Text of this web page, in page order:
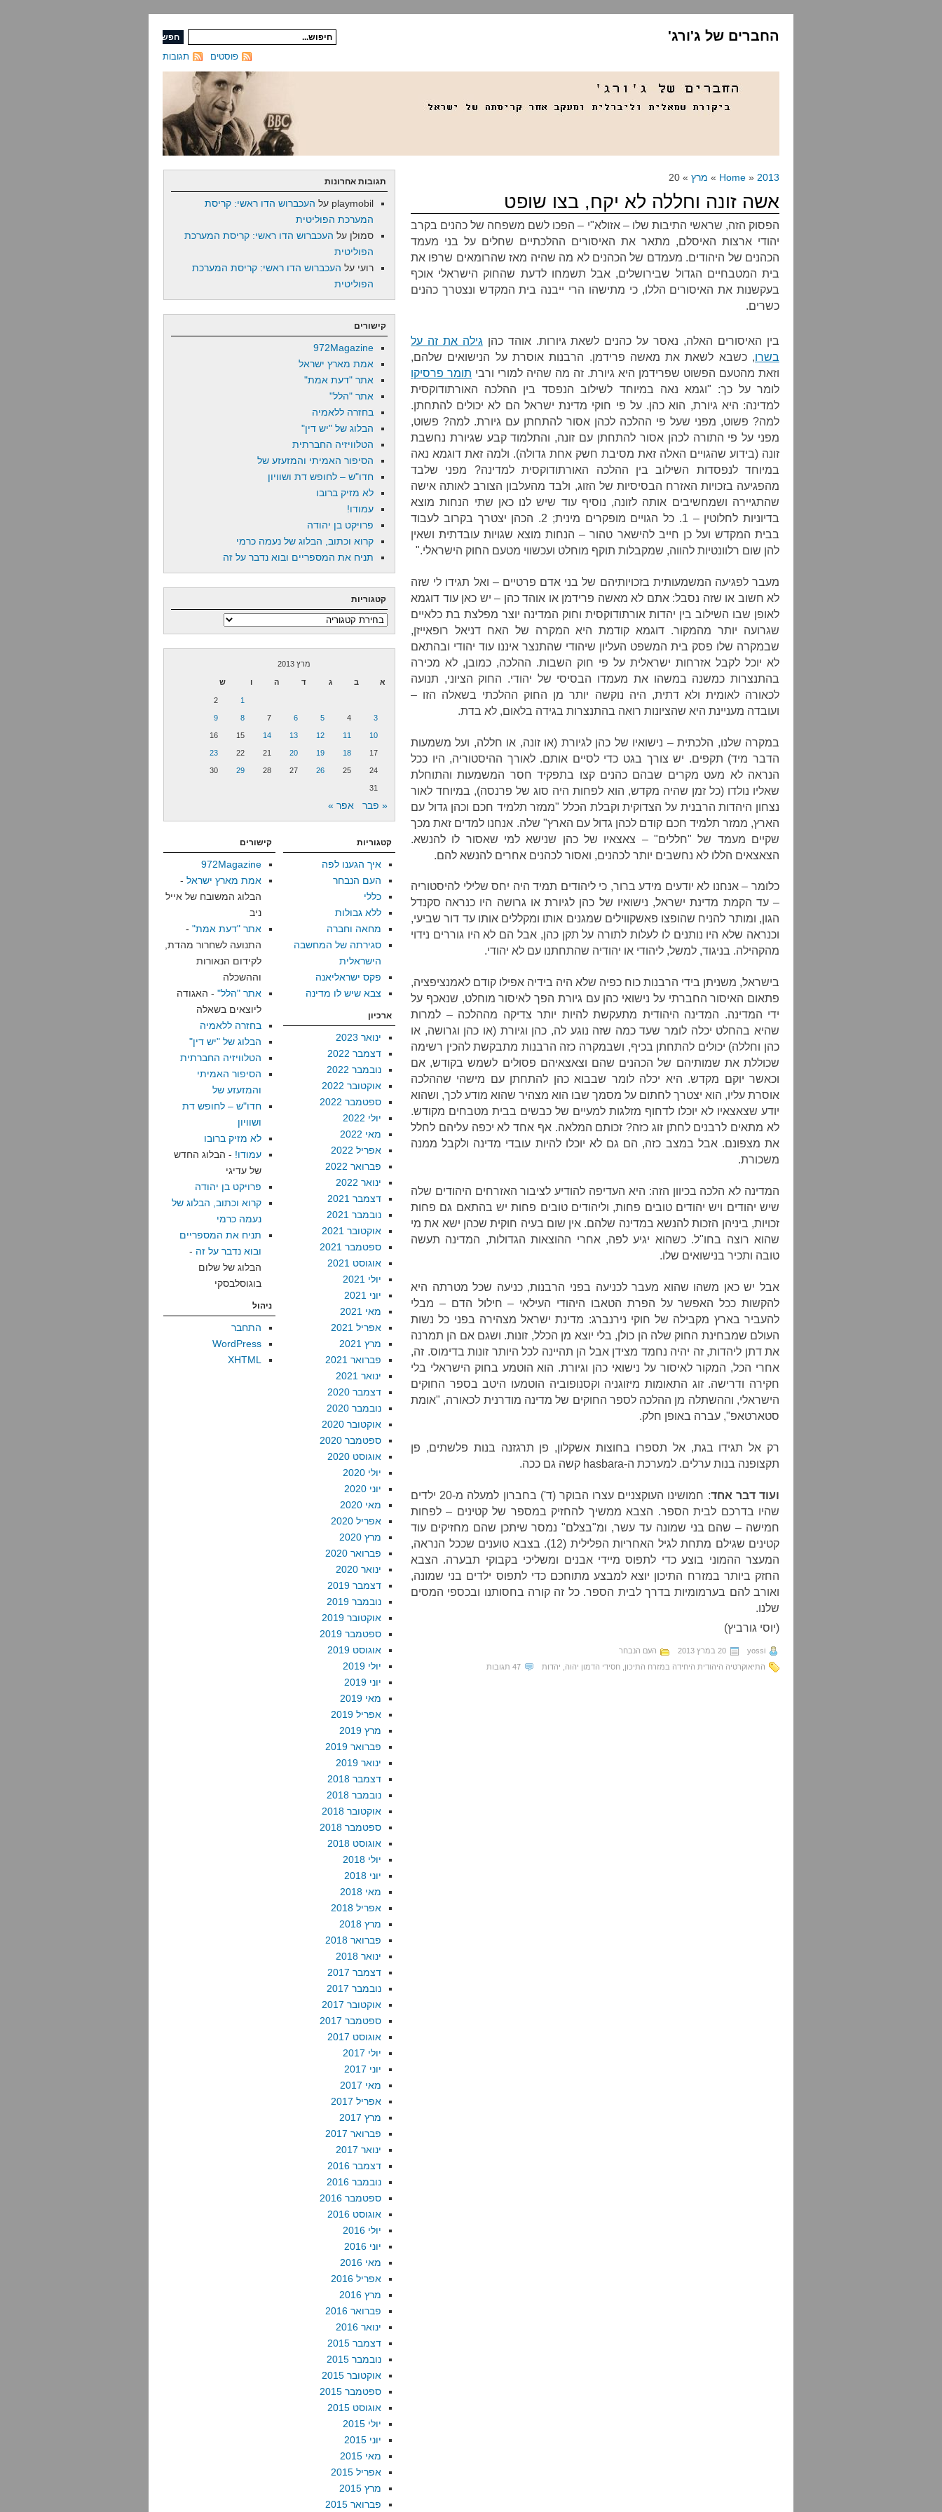
החברים של ג'ורג'
תגובות פוסטים
Home » 2013
» מרץ » 20
אשה זונה וחללה לא יקח, בצו שופט
הפסוק הזה, שראשי התיבות שלו – אזולא"י – הפכו לשם משפחה של כהנים בקרב
יהודי ארצות האיסלם, מתאר את האיסורים ההלכתיים שחלים על בני מעמד
הכהנים של היהודים. מעמדם של הכהנים לא מה שהיה מאז שהרומאים שרפו את
בית המטבחיים הגדול שבירושלים, אבל תשמחו לדעת שהחוק הישראלי אוכף
בעקשנות את האיסורים הללו, כי מתישהו הרי ייבנה בית המקדש ונצטרך כהנים
כשרים.
בין האיסורים האלה, נאסר על כהנים לשאת גיורות. אוהד כהן גילה את זה על
בשרו, כשבא לשאת את מאשה פרידמן. הרבנות אוסרת על הנישואים שלהם,
וזאת מהטעם הפשוט שפרידמן היא גיורת. זה מה שהיה למורי ורבי תומר פרסיקו
לומר על כך: "וגמא נאה במיוחד לשילוב הנפסד בין ההלכה האורתודוקסית
למדינה: היא גיורת, הוא כהן. על פי חוקי מדינת ישראל הם לא יכולים להתחתן.
למה? פשוט, מפני שעל פי ההלכה לכהן אסור להתחתן עם גיורת. למה? פשוט,
מפני על פי התורה לכהן אסור להתחתן עם זונה, והתלמוד קבע שגיורת נחשבת
זונה (בידוע שהגויים האלה זאת מסיבת חשק אחת גדולה). ולמה זאת דוגמא נאה
במיוחד לנפסדות השילוב בין ההלכה האורתודוקסית למדינה? מפני שלבד
מהפגיעה בזכויות האזרח הבסיסיות של הזוג, ולבד מהעלבון הצורב לאותה אישה
שהתגיירה ושמחשיבים אותה לזונה, נוסיף עוד שיש לנו כאן שתי הנחות מוצא
בדיוניות לחלוטין – 1. כל הגויים מופקרים מינית; 2. הכהן יצטרך בקרוב לעבוד
בבית המקדש ועל כן חייב להישאר טהור – הנחות מוצא שגויות עובדתית ושאין
להן שום רלוונטיות להווה, שמקבלות תוקף מוחלט ועכשווי מטעם החוק הישראלי."
מעבר לפגיעה המשמעותית בזכויותיהם של בני אדם פרטיים – ואל תגידו לי שזה
לא חשוב או שזה נסבל: אתם לא מאשה פרידמן או אוהד כהן – יש כאן עוד דוגמא
לאופן שבו השילוב בין יהדות אורתודוקסית וחוק המדינה יוצר מפלצת בת כלאיים
שגרועה יותר מהמקור. דוגמא קודמת היא המקרה של האח דניאל רופאייזן,
שבמקרה שלו פסק בית המשפט העליון שיהודי שהתנצר איננו עוד יהודי ובהתאם
לא יוכל לקבל אזרחות ישראלית על פי חוק השבות. ההלכה, כמובן, לא מכירה
בהתנצרות כמשנה במשהו את מעמדו הבסיסי של יהודי. החוק הציוני, תנועה
לכאורה לאומית ולא דתית, היה נוקשה יותר מן החוק ההלכתי בשאלה הזו –
ועובדה מעניינת היא שהציונות רואה בהתנצרות בגידה בלאום, לא בדת.
במקרה שלנו, הלכתית – נישואיו של כהן לגיורת (או זונה, או חללה, ועל משמעות
הדבר מיד) תקפים. יש צורך בגט כדי לסיים אותם. לאורך ההיסטוריה, היו ככל
הנראה לא מעט מקרים שבהם כהנים קצו בתפקיד חסר המשמעות והתוחלת
שאליו נולדו (כל זמן שהיה מקדש, הוא לפחות היה סוג של פרנסה), במיוחד לאור
נצחון היהדות הרבנית על הצדוקית וקבלת הכלל "ממזר תלמיד חכם וכהן גדול עם
הארץ, ממזר תלמיד חכם קודם לכהן גדול עם הארץ" שלה. אנחנו למדים זאת מכך
שקיים מעמד של "חללים" – צאצאיו של כהן שנישא למי שאסור לו להנשא.
הצאצאים הללו לא נחשבים יותר לכהנים, ואסור לכהנים אחרים להנשא להם.
כלומר – אנחנו לא יודעים מידע ברור, כי ליהודים תמיד היה יחס שלילי להיסטוריה
– עד הקמת מדינת ישראל, נישואיו של כהן לגיורת או גרושה היו כנראה סקנדל
הגון, ומותר להניח שהופצו פאשקווילים שמגנים אותו ומקללים אותו עד דור שביעי,
וכנראה שלא היו נותנים לו לעלות לתורה על תקן כהן, אבל הם לא היו גוררים נידוי
מהקהילה. בניגוד, למשל, ליהודי או יהודיה שהתחתנו עם לא יהודי.
בישראל, משניתן בידי הרבנות כוח כפיה שלא היה בידיה אפילו קודם לאמנציפציה,
פתאום האיסור החברתי על נישואי כהן עם גיורת הפך לאיסור מוחלט, שנאכף על
ידי המדינה. המדינה היהודית מתעקשת להיות יותר צדיקה מההלכה – למרות
שהיא בהחלט יכלה לומר שעד כמה שזה נוגע לה, כהן וגיורת (או כהן וגרושה, או
כהן וחללה) יכולים להתחתן בכיף, ושבמקרה כזה הרבנות מתבקשת להכין רשימה
שכוללת את שמותיהם של הכהנים שהם וצאצאיהם פסולים לשמש בקודש, אם
וכאשר יוקם מקדש. היא יכלה לומר שבבוא כהן להתחתן עם מישהי שההלכה
אוסרת עליו, הוא יצטרך לחתום על מסמך שבו הוא מצהיר שהוא מודע לכך, ושהוא
יודע שצאצאיו לא יוכלו לדחוף מזלגות למעיים של כבשים בבית מטבחים מקודש.
לא מתאים לרבנים לחתן זוג כזה? זכותם המלאה. אף אחד לא יכפה עליהם לחלל
את מצפונם. אבל במצב כזה, הם גם לא יוכלו להיות עובדי מדינה ולקבל ממנה
משכורת.
המדינה לא הלכה בכיוון הזה: היא העדיפה להודיע לציבור האזרחים היהודים שלה
שיש יהודים ויש יהודים טובים פחות, וליהודים טובים פחות יש בהתאם גם פחות
זכויות, ביניהן הזכות להנשא במדינה שלהם. אין שום בעיה חוקית שכהן ישא את מי
שהוא רוצה בחו"ל. כשהוא יגיע לפה, אחרי ההוצאות הגדולות, המדינה תעשה
טובה ותכיר בנישואים שלו.
אבל יש כאן משהו שהוא מעבר לכניעה בפני הרבנות, כניעה שכל מטרתה היא
להקשות ככל האפשר על הפרת הטאבו היהודי העילאי – חילול הדם – מבלי
להעביר בארץ מקבילה של חוקי נירנברג: מדינת ישראל מצהירה בפני כל נשות
העולם שמבחינת החוק שלה הן כולן, בלי יוצא מן הכלל, זונות. ושגם אם הן תמרנה
את דתן ליהדות, זה יהיה נחמד מצידן אבל הן תהיינה לכל היותר זונות בדימוס. זה,
אחרי הכל, המקור לאיסור על נישואי כהן וגיורת. הוא הוטמע בחוק הישראלי בלי
חקירה ודרישה. זוג התאומות מיזוגניה וקסנופוביה הוטמעו היטב בספר החוקים
הישראלי, וההשתלה מן ההלכה לספר החוקים של מדינה מודרנית לכאורה, "אומת
סטארטאפ", עברה באופן חלק.
רק אל תגידו בגת, אל תספרו בחוצות אשקלון, פן תרגזנה בנות פלשתים, פן
תקצופנה בנות ערלים. למערכת ה-hasbara קשה גם ככה.
ועוד דבר אחד
: חמושינו העוקצניים עצרו הבוקר (ד') בחברון למעלה מ-20 ילדים
שהיו בדרכם לבית הספר. הצבא ממשיך להחזיק במספר של קטינים – לפחות
חמישה – שהם בני שמונה עד עשר, ומ"בצלם" נמסר שיתכן שהם מחזיקים עוד
קטינים שגילם מתחת לגיל האחריות הפלילית (12). בצבא טוענים שככל הנראה,
המעצר ההמוני בוצע כדי לתפוס מיידי אבנים ומשליכי בקבוקי תבערה. הצבא
החזק ביותר במזרח התיכון יוצא למבצע מתוחכם כדי לתפוס ילדים בני שמונה,
ואורב להם בערמומיות בדרך לבית הספר. כל זה קורה בחסותנו ובכספי המסים
שלנו.
(יוסי גורביץ)
yossi 20 במרץ 2013
העם הנבחר
התיאוקרטיה היהודית היחידה במזרח התיכון חסידי הדמון יהוה יהדות 47 תגובות
תגובות אחרונות
playmobil על העכברוש הדו ראשי: קריסת
המערכת הפוליטית
סמולן על העכברוש הדו ראשי: קריסת המערכת
הפוליטית
רועי על העכברוש הדו ראשי: קריסת המערכת
הפוליטית
קישורים
972Magazine
אמת מארץ ישראל
אתר "דעת אמת"
אתר "הלל"
בחזרה ללאמיה
הבלוג של "יש דין"
הטלוויזיה החברתית
הסיפור האמיתי והמזעזע של
חדו"ש – לחופש דת ושוויון
לא מזיק ברובו
עמודו!
פרויקט בן יהודה
קרוא וכתוב, הבלוג של נעמה כרמי
תניח את המספריים ובוא נדבר על זה
קטגוריות
קטגוריות
מרץ 2013
א ב ג ד ה ו ש
1
2
3
4
5
6
7
8
9
10
11
12
13
14
15
16
17
18
19
20
21
22
23
24
25
26
27
28
29
30
31
« פבר אפר »
קטגוריות
איך הגענו לפה
העם הנבחר
כללי
ללא גבולות
מחאה וחברה
סגירתה של המחשבה
הישראלית
פקס ישראליאנה
צבא שיש לו מדינה
ארכיון
ינואר 2023
דצמבר 2022
נובמבר 2022
אוקטובר 2022
ספטמבר 2022
יולי 2022
מאי 2022
אפריל 2022
פברואר 2022
ינואר 2022
דצמבר 2021
נובמבר 2021
אוקטובר 2021
ספטמבר 2021
אוגוסט 2021
יולי 2021
יוני 2021
מאי 2021
אפריל 2021
מרץ 2021
פברואר 2021
ינואר 2021
דצמבר 2020
נובמבר 2020
אוקטובר 2020
ספטמבר 2020
אוגוסט 2020
יולי 2020
יוני 2020
מאי 2020
אפריל 2020
מרץ 2020
פברואר 2020
ינואר 2020
דצמבר 2019
נובמבר 2019
אוקטובר 2019
ספטמבר 2019
אוגוסט 2019
יולי 2019
יוני 2019
מאי 2019
אפריל 2019
מרץ 2019
פברואר 2019
ינואר 2019
דצמבר 2018
נובמבר 2018
אוקטובר 2018
ספטמבר 2018
אוגוסט 2018
יולי 2018
יוני 2018
מאי 2018
אפריל 2018
מרץ 2018
פברואר 2018
ינואר 2018
דצמבר 2017
נובמבר 2017
אוקטובר 2017
ספטמבר 2017
אוגוסט 2017
יולי 2017
יוני 2017
מאי 2017
אפריל 2017
מרץ 2017
פברואר 2017
ינואר 2017
דצמבר 2016
נובמבר 2016
ספטמבר 2016
אוגוסט 2016
יולי 2016
יוני 2016
מאי 2016
אפריל 2016
מרץ 2016
פברואר 2016
ינואר 2016
דצמבר 2015
נובמבר 2015
אוקטובר 2015
ספטמבר 2015
אוגוסט 2015
יולי 2015
יוני 2015
מאי 2015
אפריל 2015
מרץ 2015
פברואר 2015
קישורים
972Magazine
אמת מארץ ישראל -
הבלוג המשובח של אייל
ניב
אתר "דעת אמת" -
התנועה לשחרור מהדת,
לקידום הנאורות
וההשכלה
אתר "הלל" - האגודה
ליוצאים בשאלה
בחזרה ללאמיה
הבלוג של "יש דין"
הטלוויזיה החברתית
הסיפור האמיתי
והמזעזע של
חדו"ש – לחופש דת
ושוויון
לא מזיק ברובו
עמודו! - הבלוג החדש
של עדיגי
פרויקט בן יהודה
קרוא וכתוב, הבלוג של
נעמה כרמי
תניח את המספריים
ובוא נדבר על זה -
הבלוג של שלום
בוגוסלבסקי
ניהול
התחבר
WordPress
XHTML